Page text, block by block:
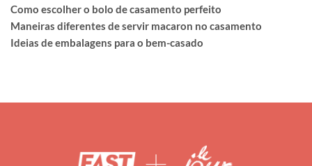
Como escolher o bolo de casamento perfeito
Maneiras diferentes de servir macaron no casamento
Ideias de embalagens para o bem-casado